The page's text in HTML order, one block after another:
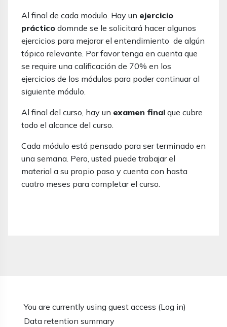
Al final de cada modulo. Hay un ejercicio
práctico domnde se le solicitará hacer algunos
ejercicios para mejorar el entendimiento de algún
tópico relevante. Por favor tenga en cuenta que
se require una calificación de 70% en los
ejercicios de los módulos para poder continuar al
siguiente módulo.
Al final del curso, hay un examen final que cubre
todo el alcance del curso.
Cada módulo está pensado para ser terminado en
una semana. Pero, usted puede trabajar el
material a su propio paso y cuenta con hasta
cuatro meses para completar el curso.
You are currently using guest access (Log in)
Data retention summary